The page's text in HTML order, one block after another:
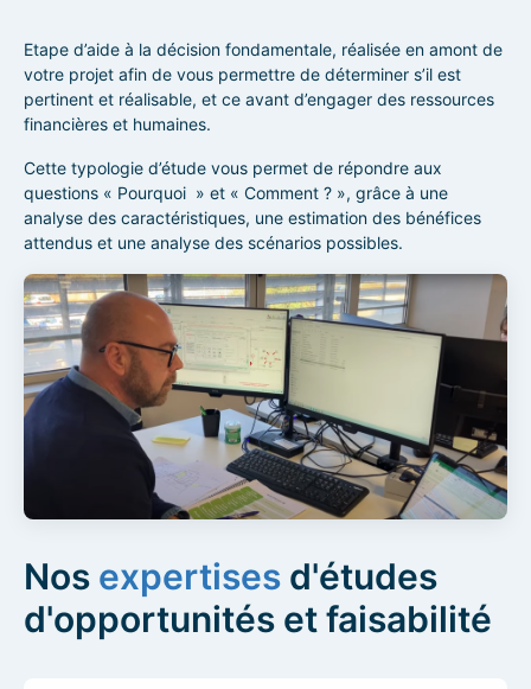
Etape d’aide à la décision fondamentale, réalisée en amont de
votre projet afin de vous permettre de déterminer s’il est
pertinent et réalisable, et ce avant d’engager des ressources
financières et humaines.
Cette typologie d’étude vous permet de répondre aux
questions « Pourquoi » et « Comment ? », grâce à une
analyse des caractéristiques, une estimation des bénéfices
attendus et une analyse des scénarios possibles.
Nos expertises d'études
d'opportunités et faisabilité